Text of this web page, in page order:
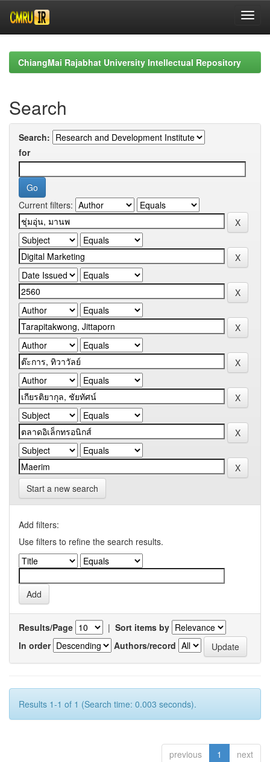
navigationChiangMai Rajabhat University Intellectual Repository
Search
Search:
for
Current filters:
Start a new search
Add filters:
Use filters to refine the search results.
Results/Page | Sort items by
In order
Authors/record
Results 1-1 of 1 (Search time: 0.003 seconds).
previous 1 next